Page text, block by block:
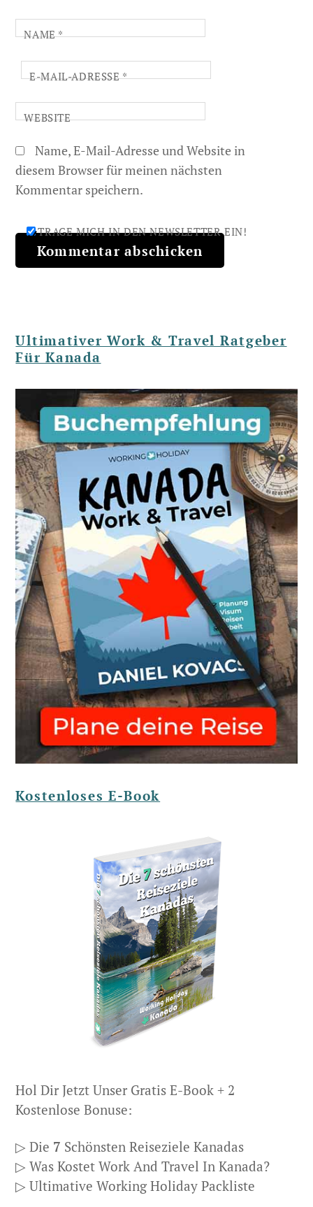
NAME*
E-MAIL-ADRESSE*
WEBSITE
Name, E-Mail-Adresse und Website in
diesem Browser für meinen nächsten
Kommentar speichern.
TRAGE MICH IN DEN NEWSLETTER EIN!
Ultimativer Work & Travel Ratgeber
Für Kanada
Kostenloses E-Book
Hol Dir Jetzt Unser Gratis E-Book + 2
Kostenlose Bonuse:
▷ Die 7 Schönsten Reiseziele Kanadas
▷ Was Kostet Work And Travel In Kanada?
▷ Ultimative Working Holiday Packliste